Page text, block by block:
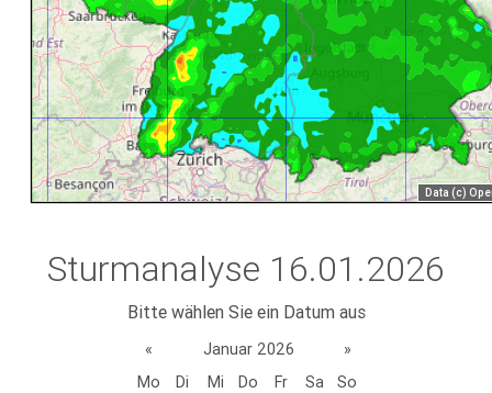
Sturmanalyse 16.01.2026
Bitte wählen Sie ein Datum aus
« Januar 2026
»
Mo
Di Mi Do Fr Sa
So